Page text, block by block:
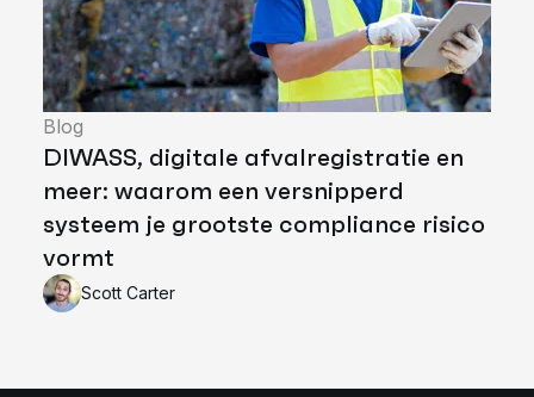
Blog
DIWASS, digitale afvalregistratie en
meer: waarom een versnipperd
systeem je grootste compliance risico
vormt
Scott Carter